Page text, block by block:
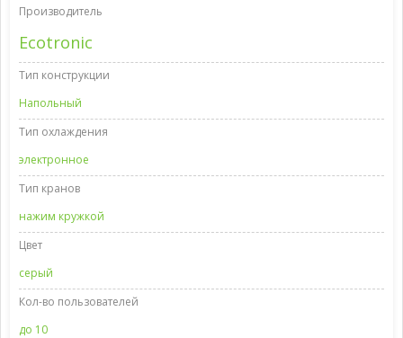
Производитель
Ecotronic
Тип конструкции
Напольный
Тип охлаждения
электронное
Тип кранов
нажим кружкой
Цвет
серый
Кол-во пользователей
до 10